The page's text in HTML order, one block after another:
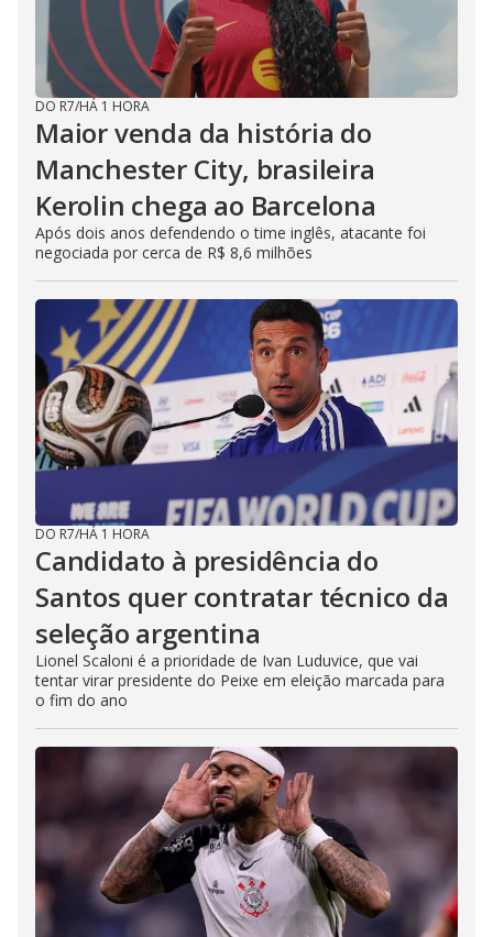
DO R7/HÁ 1 HORA
Maior venda da história do
Manchester City, brasileira
Kerolin chega ao Barcelona
Após dois anos defendendo o time inglês, atacante foi
negociada por cerca de R$ 8,6 milhões
DO R7/HÁ 1 HORA
Candidato à presidência do
Santos quer contratar técnico da
seleção argentina
Lionel Scaloni é a prioridade de Ivan Luduvice, que vai
tentar virar presidente do Peixe em eleição marcada para
o fim do ano